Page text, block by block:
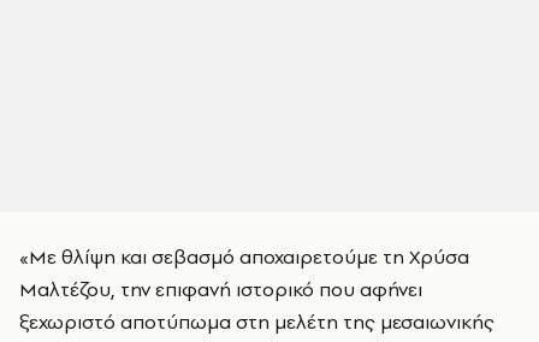
«Με θλίψη και σεβασμό αποχαιρετούμε τη Χρύσα
Μαλτέζου, την επιφανή ιστορικό που αφήνει
ξεχωριστό αποτύπωμα στη μελέτη της μεσαιωνικής